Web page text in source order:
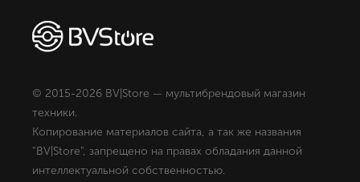
© 2015-2026 BV|Store — мультибрендовый магазин
техники.
Копирование материалов сайта, а так же названия
"BV|Store", запрещено на правах обладания данной
интеллектуальной собственностью.